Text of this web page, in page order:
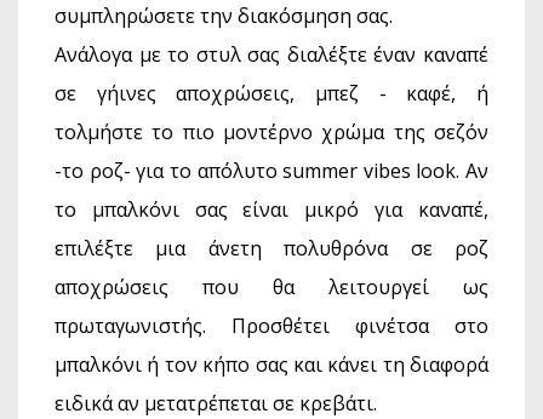
συμπληρώσετε την διακόσμηση σας.
Ανάλογα με το στυλ σας διαλέξτε έναν καναπέ
σε γήινες αποχρώσεις, μπεζ - καφέ, ή
τολμήστε το πιο μοντέρνο χρώμα της σεζόν
-το ροζ- για το απόλυτο summer vibes look. Αν
το μπαλκόνι σας είναι μικρό για καναπέ,
επιλέξτε μια άνετη πολυθρόνα σε ροζ
αποχρώσεις που θα λειτουργεί ως
πρωταγωνιστής. Προσθέτει φινέτσα στο
μπαλκόνι ή τον κήπο σας και κάνει τη διαφορά
ειδικά αν μετατρέπεται σε κρεβάτι.